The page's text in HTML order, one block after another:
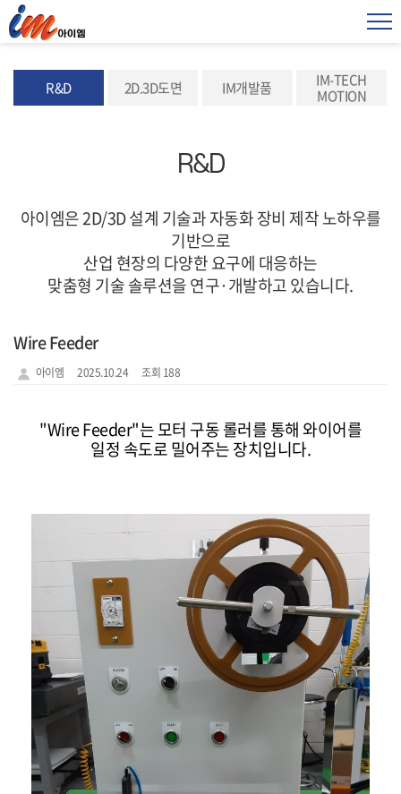
R&D 2D.3D도면 IM개발품
IM-TECH
MOTION
R&D
아이엠은 2D/3D 설계 기술과 자동화 장비 제작 노하우를
기반으로
산업 현장의 다양한 요구에 대응하는
맞춤형 기술 솔루션을 연구·개발하고 있습니다.
Wire Feeder
아이엠 2025.10.24 조회 188
"Wire Feeder"는 모터 구동 롤러를 통해와이어를
일정 속도로 밀어주는 장치입니다.